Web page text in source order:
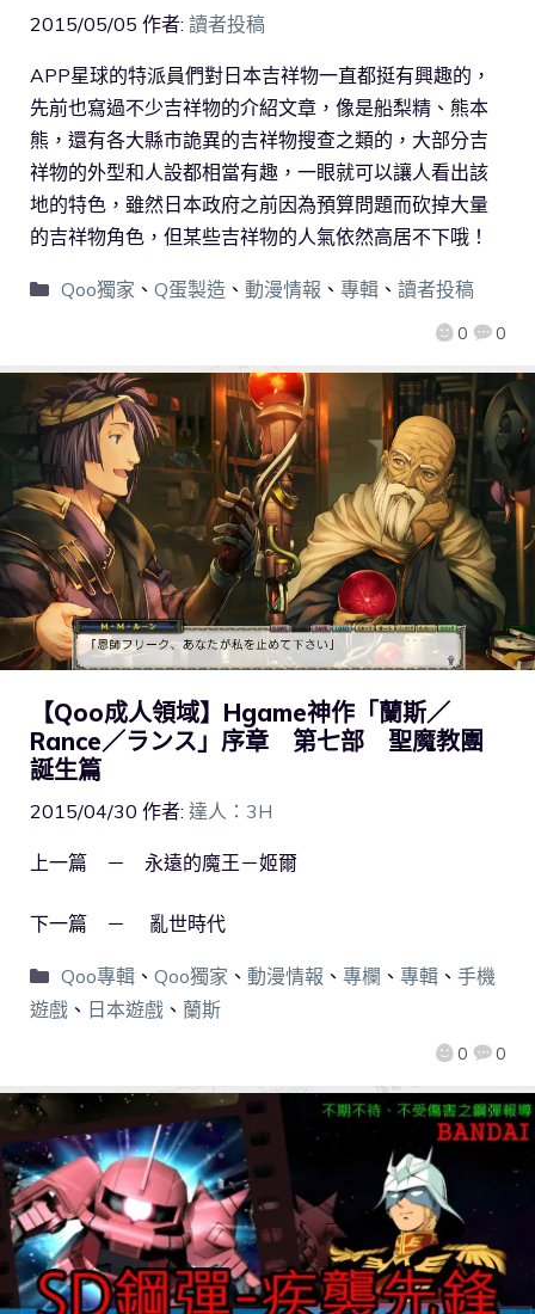
2015/05/05 作者: 讀者投稿
0 0
APP星球的特派員們對日本吉祥物一直都挺有興趣的，
先前也寫過不少吉祥物的介紹文章，像是船梨精、熊本
熊，還有各大縣市詭異的吉祥物搜查之類的，大部分吉
祥物的外型和人設都相當有趣，一眼就可以讓人看出該
地的特色，雖然日本政府之前因為預算問題而砍掉大量
的吉祥物角色，但某些吉祥物的人氣依然高居不下哦！
Qoo獨家 、 Q蛋製造 、 動漫情報 、 專輯、 讀者投稿
【Qoo成人領域】Hgame神作「蘭斯／
Rance／ランス」序章 第七部 聖魔教團
誕生篇
2015/04/30 作者: 達人：3H
0 0
上一篇 － 永遠的魔王－姬爾
下一篇 － 亂世時代
Qoo專輯、 Qoo獨家 、 動漫情報 、 專欄 、 專輯、 手機
遊戲 、 日本遊戲 、 蘭斯